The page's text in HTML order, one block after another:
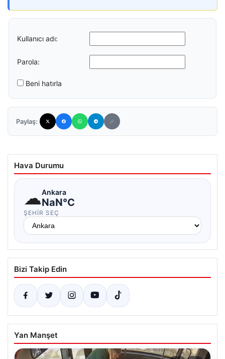
Kullanıcı adı:
Parola:
Beni hatırla
Paylaş:
Hava Durumu
☁Ankara
NaN°C
ŞEHIR SEÇ
Bizi Takip Edin
Yan Manşet